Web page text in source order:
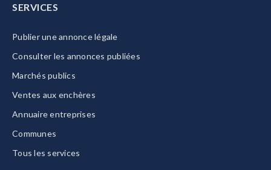
SERVICES
Publier une annonce légale
Consulter les annonces publiées
Marchés publics
Ventes aux enchères
Annuaire entreprises
Communes
Tous les services